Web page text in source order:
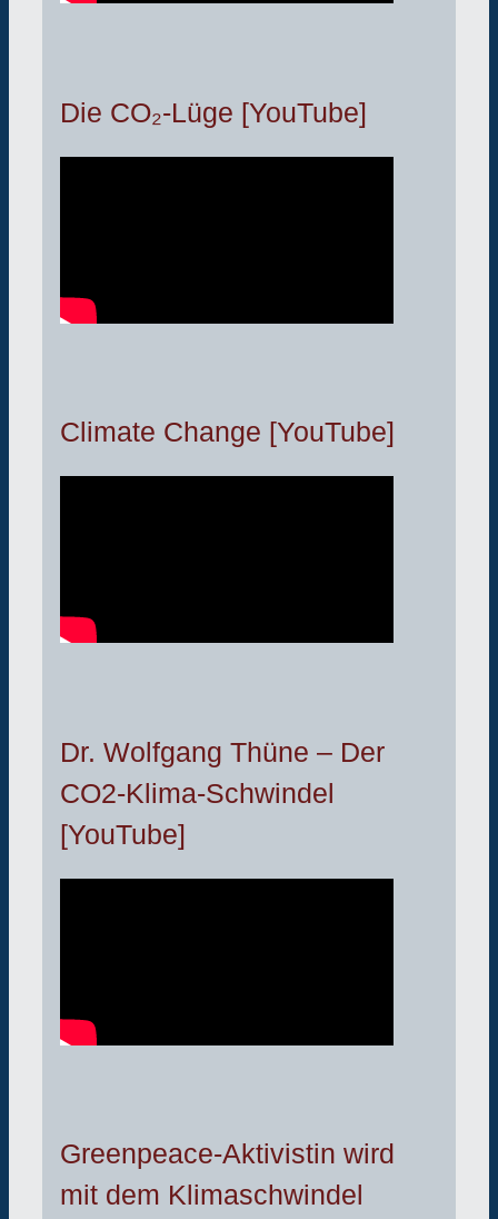
Die CO₂-Lüge [YouTube]
Climate Change [YouTube]
Dr. Wolfgang Thüne – Der
CO2-Klima-Schwindel
[YouTube]
Greenpeace-Aktivistin wird
mit dem Klimaschwindel